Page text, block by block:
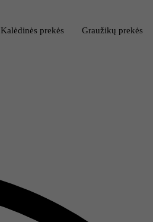
Kalėdinės prekės Graužikų prekės